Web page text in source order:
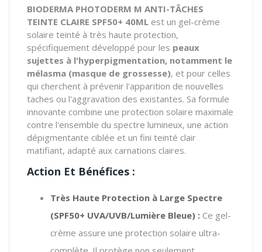
BIODERMA PHOTODERM M ANTI-TÂCHES
TEINTE CLAIRE SPF50+ 40ML est un gel-crème
solaire teinté à très haute protection,
spécifiquement développé pour les peaux
sujettes à l'hyperpigmentation, notamment le
mélasma (masque de grossesse), et pour celles
qui cherchent à prévenir l'apparition de nouvelles
taches ou l'aggravation des existantes. Sa formule
innovante combine une protection solaire maximale
contre l'ensemble du spectre lumineux, une action
dépigmentante ciblée et un fini teinté clair
matifiant, adapté aux carnations claires.
Action Et Bénéfices :
Très Haute Protection à Large Spectre
(SPF50+ UVA/UVB/Lumière Bleue) : Ce gel-
crème assure une protection solaire ultra-